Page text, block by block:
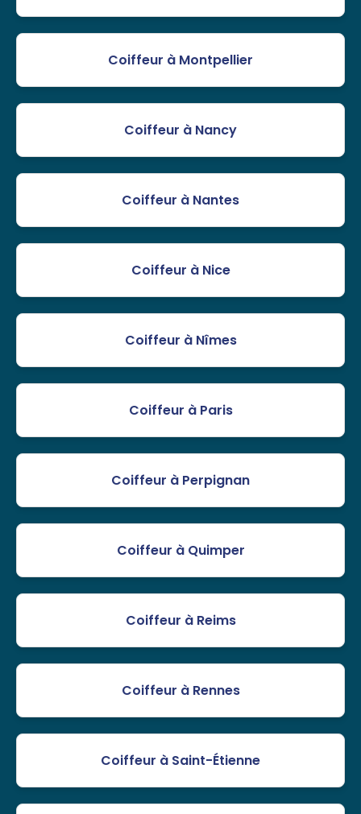
Coiffeur à Montpellier
Coiffeur à Nancy
Coiffeur à Nantes
Coiffeur à Nice
Coiffeur à Nîmes
Coiffeur à Paris
Coiffeur à Perpignan
Coiffeur à Quimper
Coiffeur à Reims
Coiffeur à Rennes
Coiffeur à Saint-Étienne